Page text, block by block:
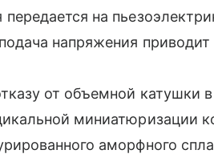
на
напряжения
от объемной катушки
миниатюризации
аморфного